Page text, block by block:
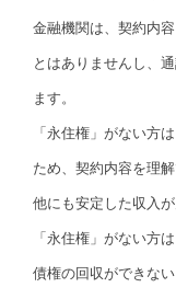
金融機関は、契約内
とはありませんし、
ます。
「永住権」がない方
ため、契約内容を理
他にも安定した収入
「永住権」がない方
債権の回収ができな